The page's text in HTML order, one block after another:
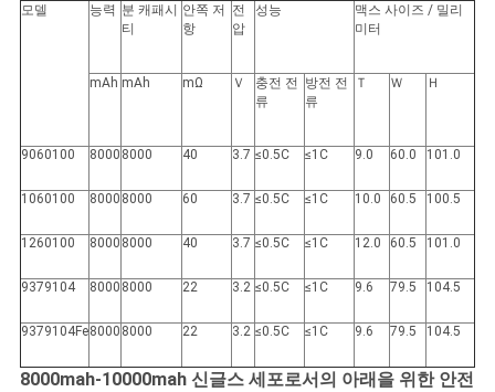
POLICY
모델 능력 분 캐패시
티
안쪽 저
항
전
압
성능
맥스 사이즈 / 밀리
미터
mAh mAh mΩ Ｖ
충전 전
류
방전 전
류
Ｔ Ｗ Ｈ
9060100 8000 8000 40 3.7 ≤0.5C ≤1C 9.0 60.0 101.0
1060100 8000 8000 60 3.7 ≤0.5C ≤1C 10.0 60.5 100.5
1260100 8000 8000 40 3.7 ≤0.5C ≤1C 12.0 60.5 101.0
9379104 8000 8000 22 3.2 ≤0.5C ≤1C 9.6 79.5 104.5
9379104Fe8000 8000 22 3.2 ≤0.5C ≤1C 9.6 79.5 104.5
8000mah-10000mah 신글스 세포로서의 아래을 위한 안전